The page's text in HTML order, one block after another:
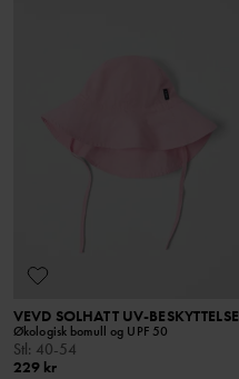
VEVD SOLHATT UV-BESKYTTELSE
Økologisk bomull og UPF 50
Stl : 40-54
229 kr